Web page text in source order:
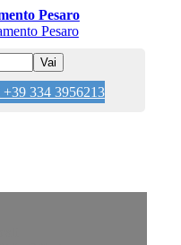
Pesaro
Vai
+39 334 3956213